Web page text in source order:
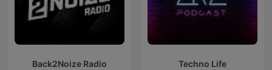
Back2Noize Radio Techno Life